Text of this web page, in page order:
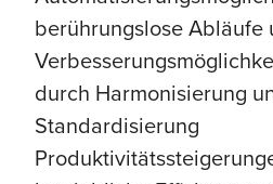
berührungslose Abläufe
durch Harmonisierung
Standardisierung